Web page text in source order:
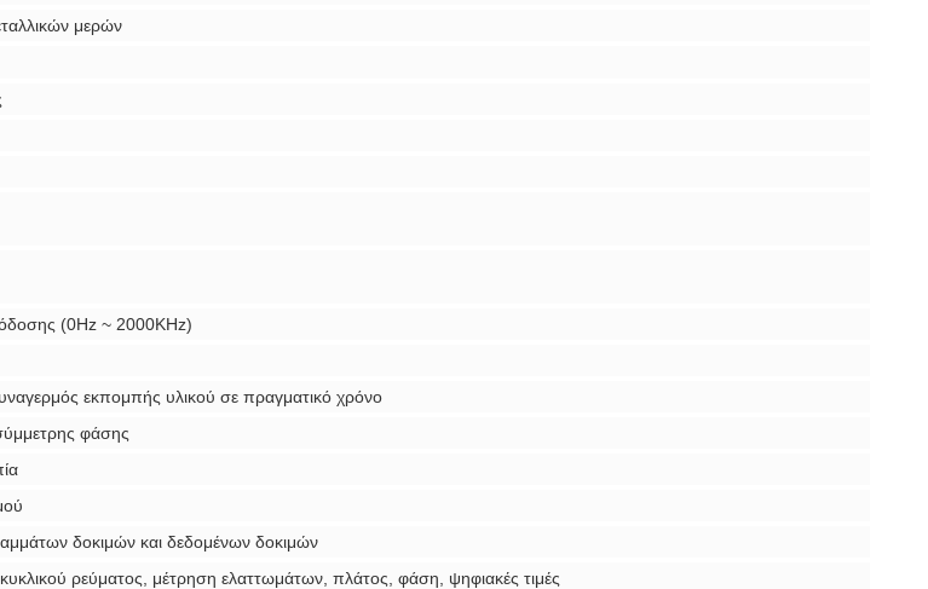
μερών
(0Hz ~ 2000KHz)
εκπομπής υλικού σε πραγματικό χρόνο
φάσης
δοκιμών και δεδομένων δοκιμών
ρεύματος, μέτρηση ελαττωμάτων, πλάτος, φάση, ψηφιακές τιμές